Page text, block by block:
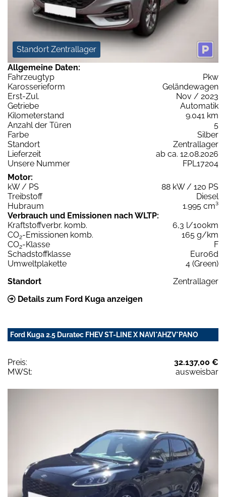
Standort Zentrallager
Allgemeine Daten:
Fahrzeugtyp
Pkw
Karosserieform
Geländewagen
Erst-Zul.
Nov / 2023
Getriebe
Automatik
Kilometerstand
9.041 km
Anzahl der Türen
5
Farbe
Silber
Standort
Zentrallager
Lieferzeit
ab ca. 12.08.2026
Unsere Nummer
FPL17204
Motor:
kW / PS
88 kW / 120 PS
Treibstoff
Diesel
Hubraum
1.995 cm³
Verbrauch und Emissionen nach WLTP:
Kraftstoffverbr. komb.
6,3 l/100km
CO2-Emissionen komb.
165 g/km
CO2-Klasse
F
Schadstoffklasse
Euro6d
Umweltplakette
4 (Green)
Standort
Zentrallager
Details zum Ford Kuga anzeigen
Ford Kuga 2.5 Duratec FHEV ST-LINE X NAVI*AHZV*PANO
Preis:
32.137,00 €
MWSt:
ausweisbar